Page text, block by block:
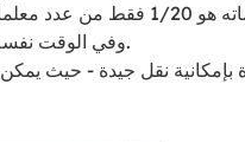
في العديد من المؤشرات
وفي الوقت نفسه، إنها أيضًا نعمة كبيرة للبيئة: يتم تقليل موارد الحوسبة المطلوبة للنماذج الصغيرة بشكل كبير، وبالتالي تستهلك طاقة أقل.